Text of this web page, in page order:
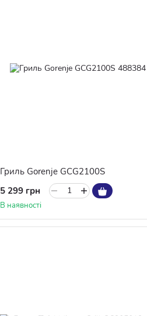
Гриль Gorenje GCG2100S
5 299 грн
В наявності